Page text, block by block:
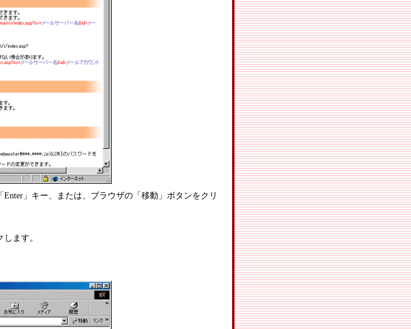
」キー、または、ブラウザの「移動」ボタンをクリ
ます。